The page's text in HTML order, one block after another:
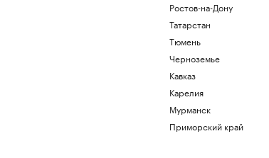
Ростов-на-Дону
Татарстан
Тюмень
Черноземье
Кавказ
Карелия
Мурманск
Приморский край